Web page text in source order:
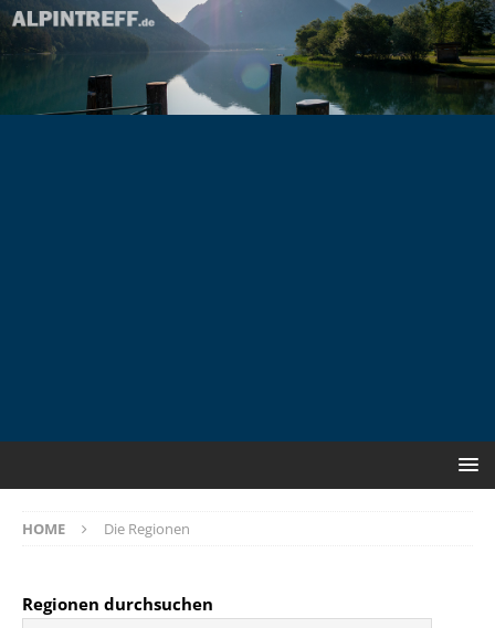
HOME Die Regionen
Regionen durchsuchen